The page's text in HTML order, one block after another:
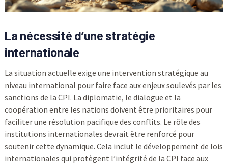
La nécessité d’une stratégie
internationale
La situation actuelle exige une intervention stratégique au
niveau international pour faire face aux enjeux soulevés par les
sanctions de la CPI. La diplomatie, le dialogue et la
coopération entre les nations doivent être prioritaires pour
faciliter une résolution pacifique des conflits. Le rôle des
institutions internationales devrait être renforcé pour
soutenir cette dynamique. Cela inclut le développement de lois
internationales qui protègent l’intégrité de la CPI face aux